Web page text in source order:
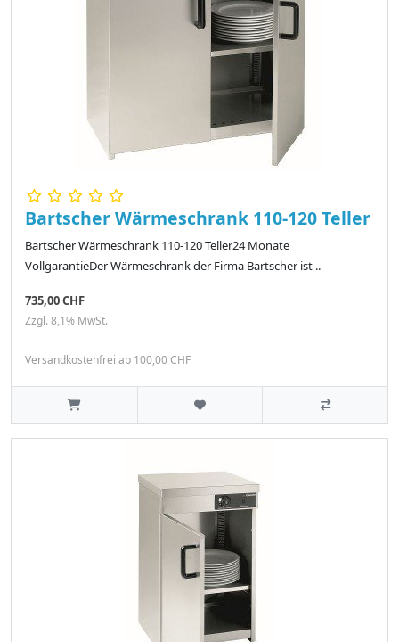
Bartscher Wärmeschrank 110-120 Teller
Bartscher Wärmeschrank 110-120 Teller24 Monate
VollgarantieDer Wärmeschrank der Firma Bartscher ist ..
735,00 CHF
Zzgl. 8,1% MwSt.
Versandkostenfrei ab 100,00 CHF